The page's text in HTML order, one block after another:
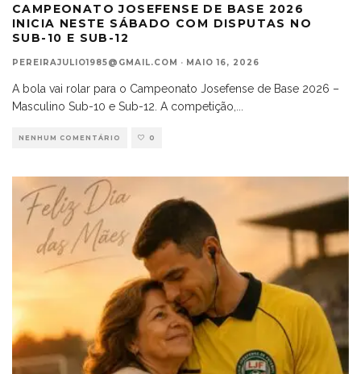
CAMPEONATO JOSEFENSE DE BASE 2026
INICIA NESTE SÁBADO COM DISPUTAS NO
SUB-10 E SUB-12
PEREIRAJULIO1985@GMAIL.COM · MAIO 16, 2026
A bola vai rolar para o Campeonato Josefense de Base 2026 –
Masculino Sub-10 e Sub-12. A competição,
NENHUM COMENTÁRIO 0